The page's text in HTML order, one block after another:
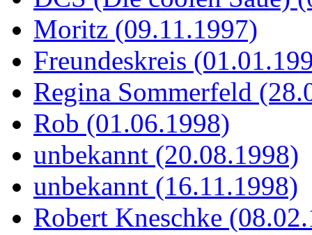
Moritz (09.11.1997)
Freundeskreis
Regina Sommerfeld
Rob (01.06.1998)
unbekannt (20.08.1998)
unbekannt (16.11.1998)
Robert Kneschke